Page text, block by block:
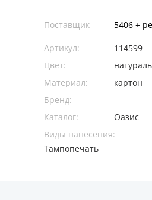
Поставщик 5406 +
Артикул:
114599
Цвет:
Материал:
картон
Бренд:
Каталог:
Оазис
Виды нанесения:
Тампопечать